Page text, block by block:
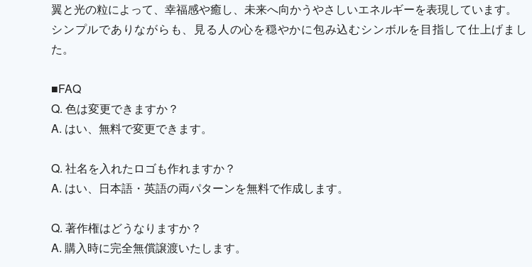
翼と光の粒によって、幸福感や癒し、未来へ向かうやさしいエネルギーを表現しています。
シンプルでありながらも、見る人の心を穏やかに包み込むシンボルを目指して仕上げまし
た。
■FAQ
Q. 色は変更できますか？
A. はい、無料で変更できます。
Q. 社名を入れたロゴも作れますか？
A. はい、日本語・英語の両パターンを無料で作成します。
Q. 著作権はどうなりますか？
A. 購入時に完全無償譲渡いたします。